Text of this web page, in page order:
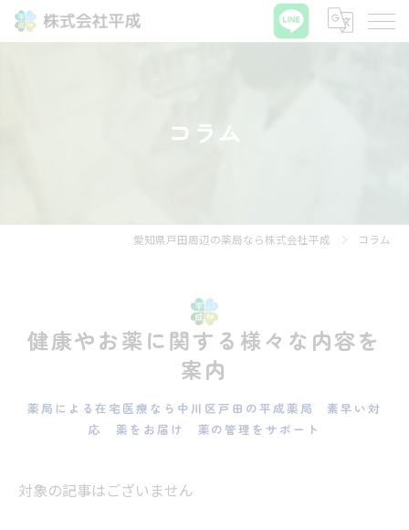
コラム
愛知県戸田周辺の薬局なら株式会社平成 コラム
健康やお薬に関する様々な内容を
案内
薬局による在宅医療なら中川区戸田の平成薬局 素早い対
応 薬をお届け 薬の管理をサポート
対象の記事はございません